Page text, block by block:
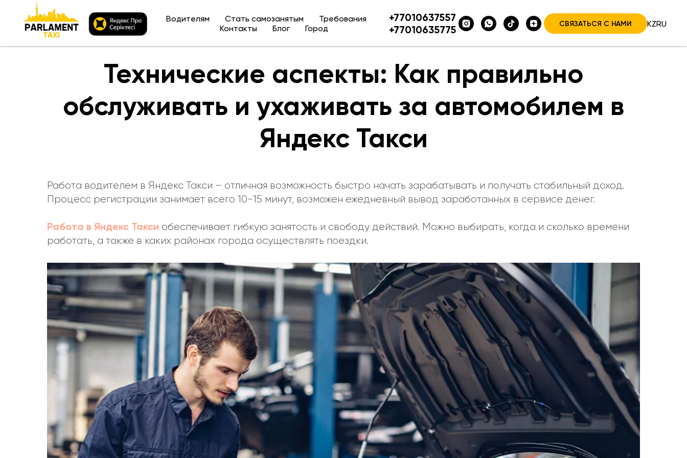
Водителям Стать самозанятым
Требования
Контакты
Блог Город
+77010637557
+77010635775
СВЯЗАТЬСЯ С НАМИ KZRU
Технические аспекты: Как правильно
обслуживать и ухаживать за автомобилем в
Яндекс Такси
Работа водителем в Яндекс Такси – отличная возможность быстро начать зарабатывать и получать стабильный доход.
Процесс регистрации занимает всего 10-15 минут, возможен ежедневный вывод заработанных в сервисе денег.
Работа в Яндекс Такси обеспечивает гибкую занятость и свободу действий. Можно выбирать, когда и сколько времени
работать, а также в каких районах города осуществлять поездки.